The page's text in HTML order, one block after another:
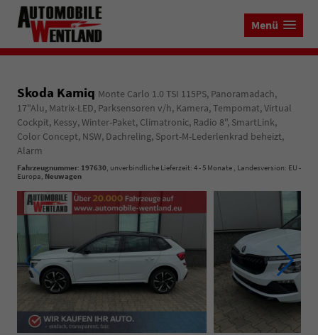
Menü
Skoda Kamiq Monte Carlo 1.0 TSI 115PS, Panoramadach,
17"Alu, Matrix-LED, Parksensoren v/h, Kamera, Tempomat, Virtual
Cockpit, Kessy, Winter-Paket, Climatronic, Radio 8", SmartLink,
Color Concept, NSW, Dachreling, Sport-M-Lederlenkrad beheizt,
Alarm
Fahrzeugnummer: 197630, unverbindliche Lieferzeit: 4 - 5 Monate , Landesversion: EU -
Europa, Neuwagen